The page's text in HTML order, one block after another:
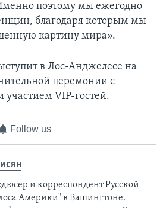
поэтому мы ежегодно
благодаря которым мы
картину мира».
в Лос-Анджелесе на
церемонии с
VIP-гостей.
Follow us
и корреспондент Русской
Америки" в Вашингтоне.